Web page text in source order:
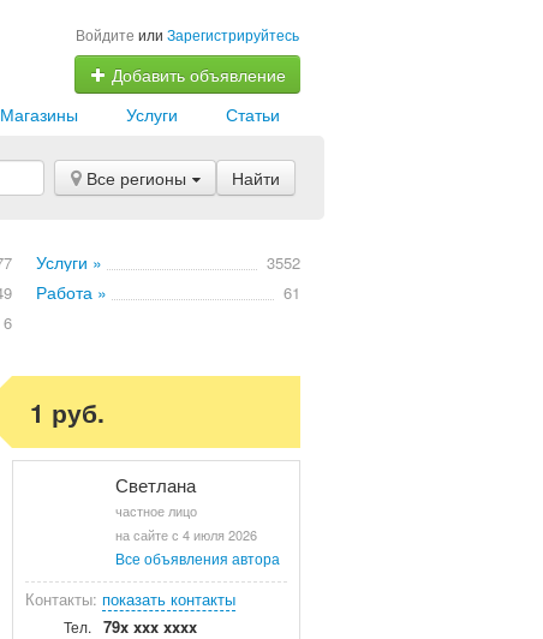
Войдите или Зарегистрируйтесь
Добавить объявление
Статьи
Услуги
Магазины
Все регионы Найти
Услуги » 3552
Работа » 61
6
1 руб.
Светлана
частное лицо
на сайте с 4 июля 2026
Все объявления автора
Контакты: показать контакты
Тел. 79x xxx xxxx